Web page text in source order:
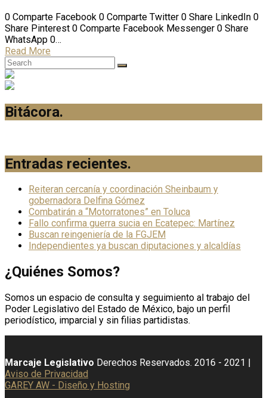
0 Comparte Facebook 0 Comparte Twitter 0 Share LinkedIn 0
Share Pinterest 0 Comparte Facebook Messenger 0 Share
WhatsApp 0…
Read More
Bitácora.
Entradas recientes.
Reiteran cercanía y coordinación Sheinbaum y
gobernadora Delfina Gómez
Combatirán a “Motorratones” en Toluca
Fallo confirma guerra sucia en Ecatepec: Martínez
Buscan reingeniería de la FGJEM
Independientes ya buscan diputaciones y alcaldías
¿Quiénes Somos?
Somos un espacio de consulta y seguimiento al trabajo del
Poder Legislativo del Estado de México, bajo un perfil
periodístico, imparcial y sin filias partidistas.
Marcaje Legislativo Derechos Reservados. 2016 - 2021 |
Aviso de Privacidad
GAREY AW - Diseño y Hosting